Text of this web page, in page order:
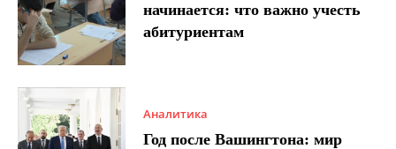
начинается: что важно учесть
абитуриентам
Аналитика
Год после Вашингтона: мир